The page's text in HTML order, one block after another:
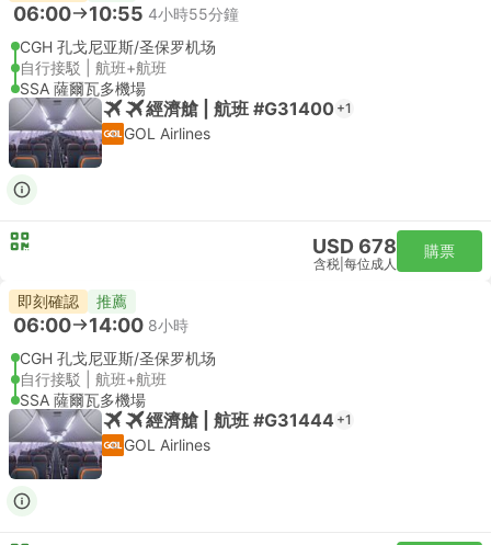
06:00 10:55 4小時55分鐘
CGH 孔戈尼亚斯/圣保罗机场
自行接駁 | 航班+航班
SSA 薩爾瓦多機場
經濟艙 | 航班 #G31400 +1
GOL Airlines
USD 678
含税 每位成人
購票
即刻確認 推薦
06:00 14:00 8小時
CGH 孔戈尼亚斯/圣保罗机场
自行接駁 | 航班+航班
SSA 薩爾瓦多機場
經濟艙 | 航班 #G31444 +1
GOL Airlines